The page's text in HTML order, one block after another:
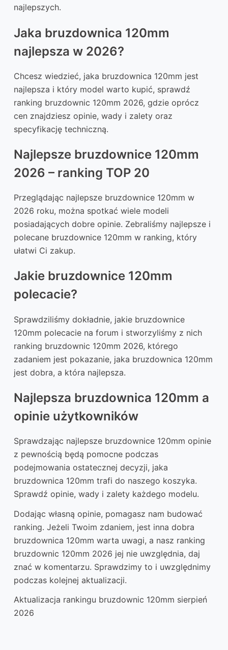
najlepszych.
Jaka bruzdownica 120mm
najlepsza w 2026?
Chcesz wiedzieć, jaka bruzdownica 120mm jest
najlepsza i który model warto kupić, sprawdź
ranking bruzdownic 120mm 2026, gdzie oprócz
cen znajdziesz opinie, wady i zalety oraz
specyfikację techniczną.
Najlepsze bruzdownice 120mm
2026 – ranking TOP 20
Przeglądając najlepsze bruzdownice 120mm w
2026 roku, można spotkać wiele modeli
posiadających dobre opinie. Zebraliśmy najlepsze i
polecane bruzdownice 120mm w ranking, który
ułatwi Ci zakup.
Jakie bruzdownice 120mm
polecacie?
Sprawdziliśmy dokładnie, jakie bruzdownice
120mm polecacie na forum i stworzyliśmy z nich
ranking bruzdownic 120mm 2026, którego
zadaniem jest pokazanie, jaka bruzdownica 120mm
jest dobra, a która najlepsza.
Najlepsza bruzdownica 120mm a
opinie użytkowników
Sprawdzając najlepsze bruzdownice 120mm opinie
z pewnością będą pomocne podczas
podejmowania ostatecznej decyzji, jaka
bruzdownica 120mm trafi do naszego koszyka.
Sprawdź opinie, wady i zalety każdego modelu.
Dodając własną opinie, pomagasz nam budować
ranking. Jeżeli Twoim zdaniem, jest inna dobra
bruzdownica 120mm warta uwagi, a nasz ranking
bruzdownic 120mm 2026 jej nie uwzględnia, daj
znać w komentarzu. Sprawdzimy to i uwzględnimy
podczas kolejnej aktualizacji.
Aktualizacja rankingu bruzdownic 120mm sierpień
2026